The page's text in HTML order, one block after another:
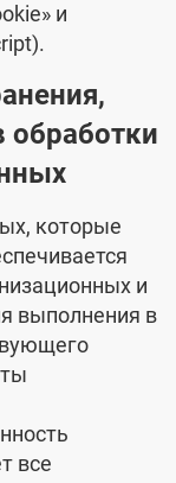
и
обработки
которые
и
выполнения в
все